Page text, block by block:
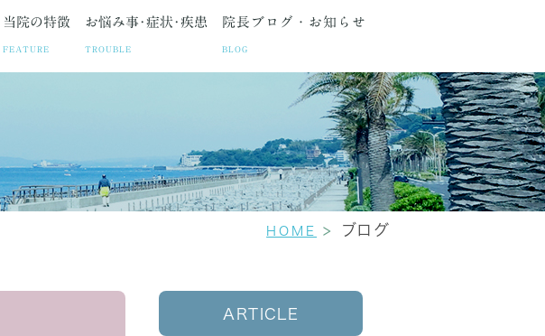
組み 診療時間・アクセス
当院の特徴
FEATURE
不妊治療 生理痛 更年期障害
腹腔鏡手術のセカンドオピニオン
お悩み事･症状･疾患
TROUBLE
状に合わせた各種検査
院長ブログ・お知らせ
BLOG
知らせ
HOME ブログ
ARTICLE